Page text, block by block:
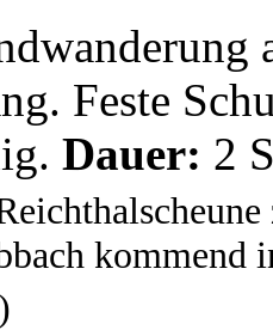
Feste
Dauer: 2
kommend